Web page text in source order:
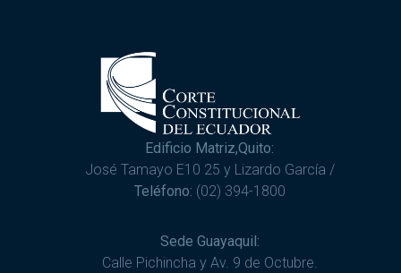
Edificio Matriz,Quito:
José Tamayo E10 25 y Lizardo García /
Teléfono: (02) 394-1800
Sede Guayaquil:
Calle Pichincha y Av. 9 de Octubre.